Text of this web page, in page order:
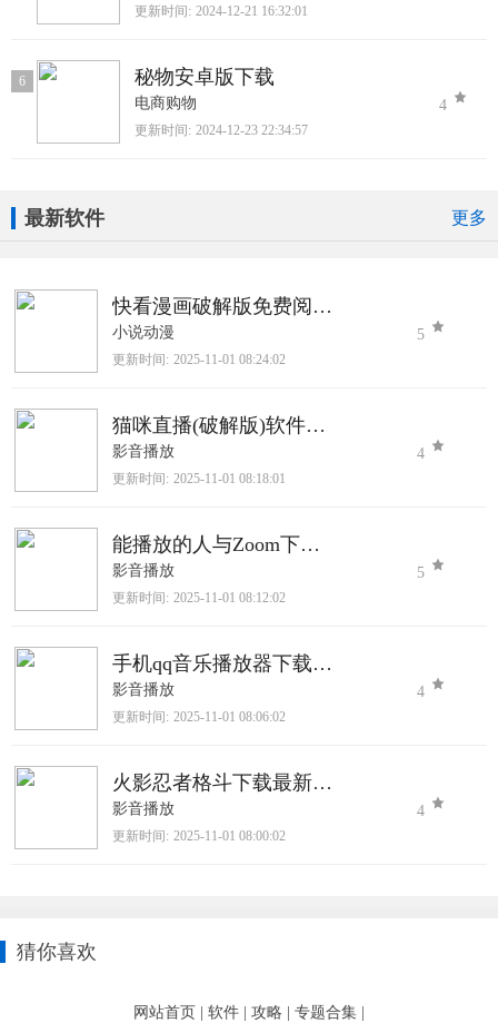
更新时间: 2024-12-21 16:32:01
6 秘物安卓版下载
电商购物 4
更新时间: 2024-12-23 22:34:57
最新软件 更多
快看漫画破解版免费阅读2025最新版
小说动漫 5
更新时间: 2025-11-01 08:24:02
猫咪直播(破解版)软件下载
影音播放 4
更新时间: 2025-11-01 08:18:01
能播放的人与Zoom下载官网版
影音播放 5
更新时间: 2025-11-01 08:12:02
手机qq音乐播放器下载2025最新版
影音播放 4
更新时间: 2025-11-01 08:06:02
火影忍者格斗下载最新版本下载
影音播放 4
更新时间: 2025-11-01 08:00:02
猜你喜欢
网站首页 软件 攻略 专题合集